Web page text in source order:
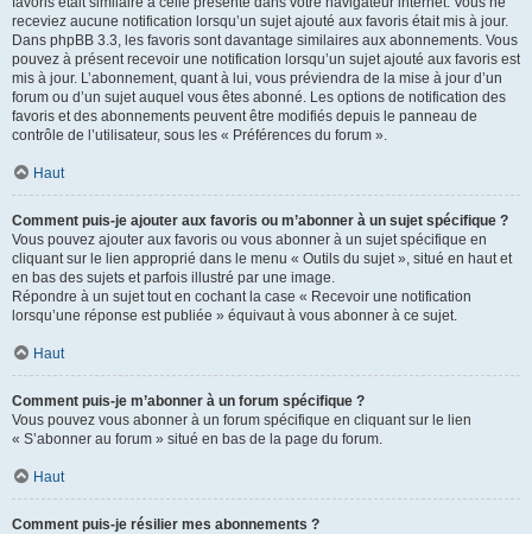
receviez aucune notification lorsqu’un sujet ajouté aux favoris était mis à jour.
Dans phpBB 3.3, les favoris sont davantage similaires aux abonnements. Vous
pouvez à présent recevoir une notification lorsqu’un sujet ajouté aux favoris est
mis à jour. L’abonnement, quant à lui, vous préviendra de la mise à jour d’un
forum ou d’un sujet auquel vous êtes abonné. Les options de notification des
favoris et des abonnements peuvent être modifiés depuis le panneau de
contrôle de l’utilisateur, sous les « Préférences du forum ».
Haut
Comment puis-je ajouter aux favoris ou m’abonner à un sujet spécifique ?
Vous pouvez ajouter aux favoris ou vous abonner à un sujet spécifique en
cliquant sur le lien approprié dans le menu « Outils du sujet », situé en haut et
en bas des sujets et parfois illustré par une image.
Répondre à un sujet tout en cochant la case « Recevoir une notification
lorsqu’une réponse est publiée » équivaut à vous abonner à ce sujet.
Haut
Comment puis-je m’abonner à un forum spécifique ?
Vous pouvez vous abonner à un forum spécifique en cliquant sur le lien
« S’abonner au forum » situé en bas de la page du forum.
Haut
Comment puis-je résilier mes abonnements ?